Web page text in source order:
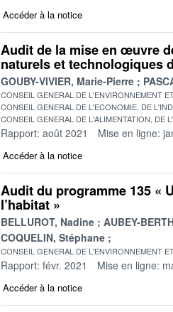
Accéder à la notice
Audit de la mise en œuvre
naturels et technologiques
GOUBY-VIVIER, Marie-Pierre
CONSEIL GENERAL DE L'ENVIRONNEMENT
CONSEIL GENERAL DE L'ECONOMIE, DE
CONSEIL GENERAL DE L'ALIMENTATION, DE
Rapport: août 2021 Mise en ligne:
Accéder à la notice
Audit du programme 135 «
l’habitat »
BELLUROT, Nadine AUBEY-
COQUELIN, Stéphane
CONSEIL GENERAL DE L'ENVIRONNEMENT
Rapport: févr. 2021 Mise en ligne:
Accéder à la notice